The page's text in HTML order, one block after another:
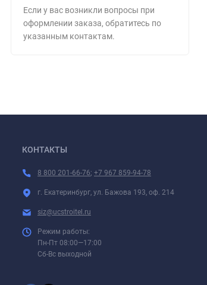
Если у вас возникли вопросы при
оформлении заказа, обратитесь по
указанным контактам.
КОНТАКТЫ
8 800 201-66-76; +7 967 859-94-78
г. Екатеринбург, ул. Бажова 193, оф. 214
siz@ucstroitel.ru
Режим работы:
Пн-Пт 08:00—17:00
Сб-Вс выходной